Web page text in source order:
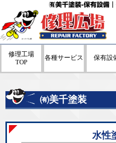
㈲美千塗装-保有設備
修理工場
TOP
各種サービス 保有設
㈲美千塗装
水性